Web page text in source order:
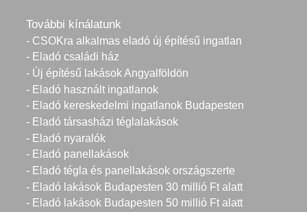
További kínálatunk
- CSOKra alkalmas eladó új építésű ingatlan
- Eladó családi ház
- Új építésű lakások Angyalföldön
- Eladó használt ingatlanok
- Eladó kereskedelmi ingatlanok Budapesten
- Eladó társasházi téglalakások
- Eladó nyaralók
- Eladó panellakások
- Eladó tégla és panellakások országszerte
- Eladó lakások Budapesten 30 millió Ft alatt
- Eladó lakások Budapesten 50 millió Ft alatt